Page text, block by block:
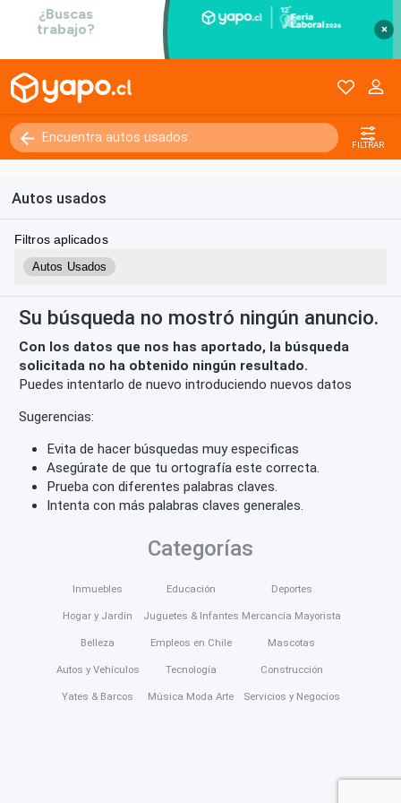
×
FILTRAR
Autos usados
Filtros aplicados
Autos Usados
Su búsqueda no mostró ningún anuncio.
Con los datos que nos has aportado, la búsqueda
solicitada no ha obtenido ningún resultado.
Puedes intentarlo de nuevo introduciendo nuevos datos
Sugerencias:
Evita de hacer búsquedas muy especificas
Asegúrate de que tu ortografía este correcta.
Prueba con diferentes palabras claves.
Intenta con más palabras claves generales.
Categorías
Inmuebles
Hogar y Jardín
Belleza
Autos y Vehículos
Yates & Barcos
Educación
Juguetes & Infantes
Empleos en Chile
Tecnología
Música Moda Arte
Deportes
Mercancía Mayorista
Mascotas
Construcción
Servicios y Negocios
0 - 250000+